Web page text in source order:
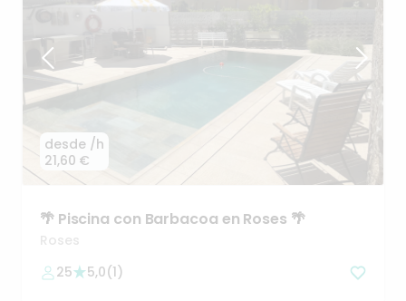
desde
21,60 €
/h
🌴 Piscina con Barbacoa en Roses 🌴
Roses
25
5,0(1)